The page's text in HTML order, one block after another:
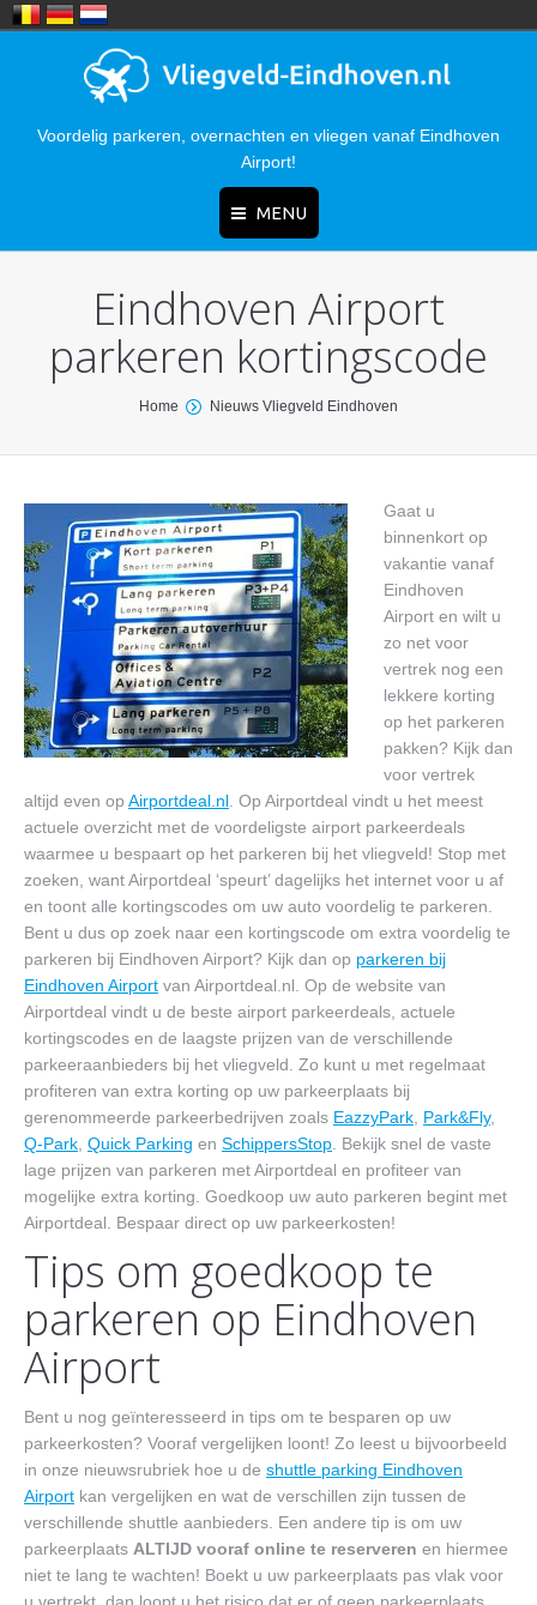
Voordelig parkeren, overnachten en vliegen vanaf Eindhoven
Airport!
MENU
Contact
Eindhoven Airport
parkeren kortingscode
Home Nieuws Vliegveld Eindhoven
Gaat u
binnenkort op
vakantie vanaf
Eindhoven
Airport en wilt u
zo net voor
vertrek nog een
lekkere korting
op het parkeren
pakken? Kijk dan
voor vertrek
altijd even op Airportdeal.nl. Op Airportdeal vindt u het meest
actuele overzicht met de voordeligste airport parkeerdeals
waarmee u bespaart op het parkeren bij het vliegveld! Stop met
zoeken, want Airportdeal ‘speurt’ dagelijks het internet voor u af
en toont alle kortingscodes om uw auto voordelig te parkeren.
Bent u dus op zoek naar een kortingscode om extra voordelig te
parkeren bij Eindhoven Airport? Kijk dan op parkeren bij
Eindhoven Airport van Airportdeal.nl. Op de website van
Airportdeal vindt u de beste airport parkeerdeals, actuele
kortingscodes en de laagste prijzen van de verschillende
parkeeraanbieders bij het vliegveld. Zo kunt u met regelmaat
profiteren van extra korting op uw parkeerplaats bij
gerenommeerde parkeerbedrijven zoals EazzyPark, Park&Fly,
Q-Park, Quick Parking en SchippersStop. Bekijk snel de vaste
lage prijzen van parkeren met Airportdeal en profiteer van
mogelijke extra korting. Goedkoop uw auto parkeren begint met
Airportdeal. Bespaar direct op uw parkeerkosten!
Tips om goedkoop te
parkeren op Eindhoven
Airport
Bent u nog geïnteresseerd in tips om te besparen op uw
parkeerkosten? Vooraf vergelijken loont! Zo leest u bijvoorbeeld
in onze nieuwsrubriek hoe u de shuttle parking Eindhoven
Airport kan vergelijken en wat de verschillen zijn tussen de
verschillende shuttle aanbieders. Een andere tip is om uw
parkeerplaats ALTIJD vooraf online te reserveren en hiermee
niet te lang te wachten! Boekt u uw parkeerplaats pas vlak voor